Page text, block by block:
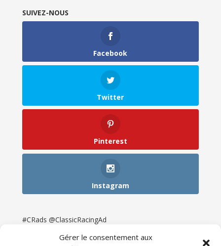
Gérer le consentement aux
SUIVEZ-NOUS
Facebook
Twitter
Pinterest
Instagram
#CRads @ClassicRacingAd